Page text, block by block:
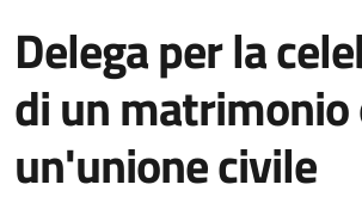
Delega per la
di un matrimonio
un'unione civile